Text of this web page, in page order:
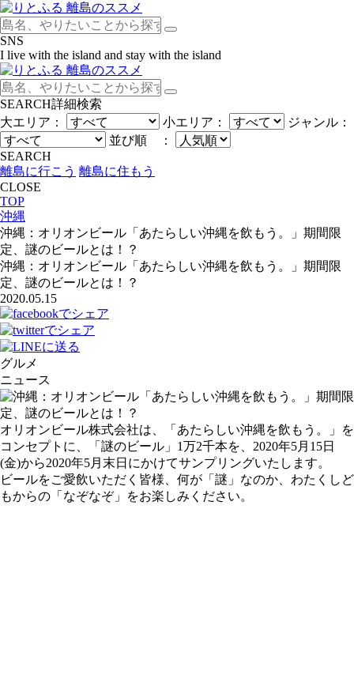
SNS
I live with the island and stay with the island
SEARCH詳細検索
大エリア：
小エリア：
ジャンル：
並び順 ：
SEARCH
離島に行こう 離島に住もう
CLOSE
TOP
沖縄
沖縄：オリオンビール「あたらしい沖縄を飲もう。」期間限
定、謎のビールとは！？
沖縄：オリオンビール「あたらしい沖縄を飲もう。」期間限
定、謎のビールとは！？
2020.05.15
グルメ
ニュース
オリオンビール株式会社は、「あたらしい沖縄を飲もう。」を
コンセプトに、「謎のビール」1万2千本を、2020年5月15日
(金)から2020年5月末日にかけてサンプリングいたします。
ビールをご愛飲いただく皆様、何が「謎」なのか、わたくしど
もからの「なぞなぞ」をお楽しみください。